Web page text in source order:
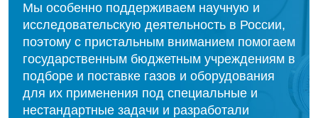
Мы особенно поддерживаем научную и
исследовательскую деятельность в России,
поэтому с пристальным вниманием помогаем
государственным бюджетным учреждениям в
подборе и поставке газов и оборудования
для их применения под специальные и
нестандартные задачи и разработали